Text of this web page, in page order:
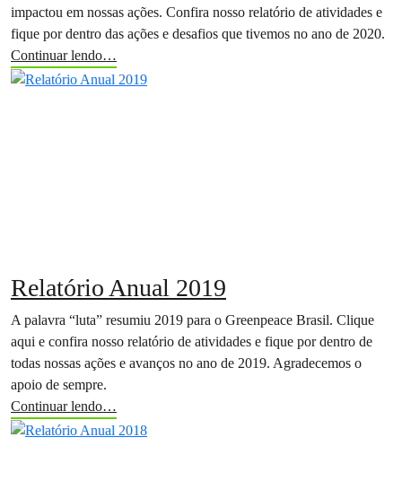
impactou em nossas ações. Confira nosso relatório de atividades e
fique por dentro das ações e desafios que tivemos no ano de 2020.
Continuar lendo…
Relatório Anual 2019
A palavra “luta” resumiu 2019 para o Greenpeace Brasil. Clique
aqui e confira nosso relatório de atividades e fique por dentro de
todas nossas ações e avanços no ano de 2019. Agradecemos o
apoio de sempre.
Continuar lendo…